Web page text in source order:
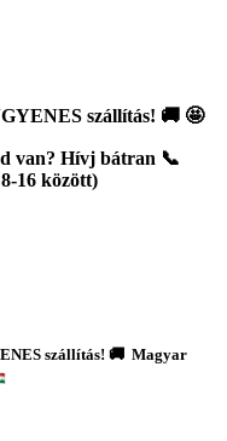
szállítás! 🚚 🤩
van? Hívj bátran 📞
16 között)
szállítás! 🚚 Magyar